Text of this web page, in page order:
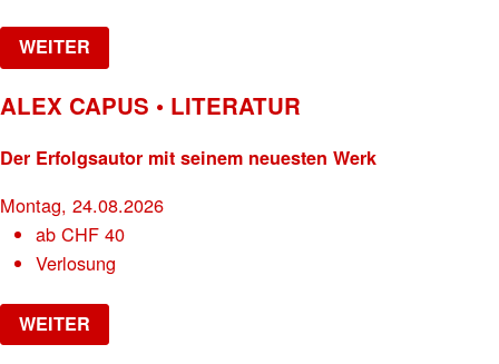
WEITER
ALEX CAPUS • LITERATUR
Der Erfolgsautor mit seinem neuesten Werk
Montag, 24.08.2026
abCHF 40
Verlosung
WEITER